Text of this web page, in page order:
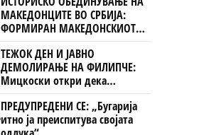
МАКЕДОНЦИТЕ ВО СРБИЈА:
ФОРМИРАН МАКЕДОНСКИОТ
НАЦИОНАЛЕН СОЈУЗ
ТЕЖОК ДЕН И ЈАВНО
ДЕМОЛИРАЊЕ НА ФИЛИПЧЕ:
Мицкоски откри дека
човекот појма нема од
ништо, освен за кеш
ПРЕДУПРЕДЕНИ СЕ: „Бугарија
итно ја преиспитува својата